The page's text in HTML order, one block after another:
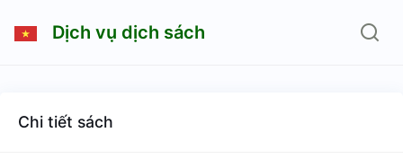
Dịch vụ dịch sách
Chi tiết sách